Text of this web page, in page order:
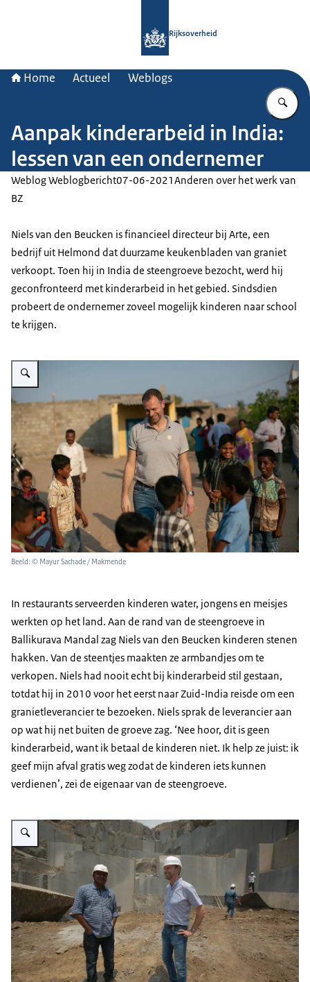
Rijksoverheid
Home Actueel Weblogs
Aanpak kinderarbeid in India:
lessen van een ondernemer
Weblog Weblogbericht07-06-2021Anderen over het werk van
BZ
Niels van den Beucken is financieel directeur bij Arte, een
bedrijf uit Helmond dat duurzame keukenbladen van graniet
verkoopt. Toen hij in India de steengroeve bezocht, werd hij
geconfronteerd met kinderarbeid in het gebied. Sindsdien
probeert de ondernemer zoveel mogelijk kinderen naar school
te krijgen.
Vergroot afbeelding Niels in India
Beeld: © Mayur Sachade / Makmende
In restaurants serveerden kinderen water, jongens en meisjes
werkten op het land. Aan de rand van de steengroeve in
Ballikurava Mandal zag Niels van den Beucken kinderen stenen
hakken. Van de steentjes maakten ze armbandjes om te
verkopen. Niels had nooit echt bij kinderarbeid stil gestaan,
totdat hij in 2010 voor het eerst naar Zuid-India reisde om een
granietleverancier te bezoeken. Niels sprak de leverancier aan
op wat hij net buiten de groeve zag. ‘Nee hoor, dit is geen
kinderarbeid, want ik betaal de kinderen niet. Ik help ze juist: ik
geef mijn afval gratis weg zodat de kinderen iets kunnen
verdienen’, zei de eigenaar van de steengroeve.
Vergroot afbeelding Niels in steengroeve